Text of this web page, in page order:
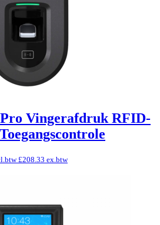
Vingerafdruk RFID-
£208.33 ex.btw